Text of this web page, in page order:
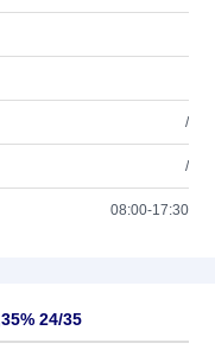
/
/
08:00-17:30
24/35